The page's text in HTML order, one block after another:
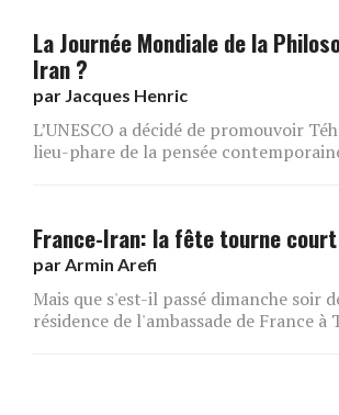
La Journée Mondiale de la
Iran ?
par Jacques Henric
L’UNESCO a décidé de promouvoir
lieu-phare de la pensée
France-Iran: la fête tourne court
parArmin Arefi
Mais que s'est-il passé dimanche soir
résidence de l'ambassade de France à